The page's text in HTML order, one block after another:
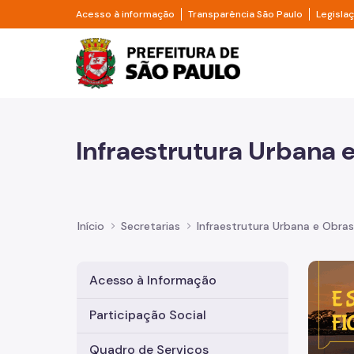
Pular para o Conteúdo principal
Acesso à informação Divisor de acesso à informação
Transparência São Paulo Divisor
Prefeitura de São
Infraestrutura Urbana
Início Secretarias Infraestrutura Urbana e Obras
Acesso à Informação
Participação Social
Quadro de Serviços